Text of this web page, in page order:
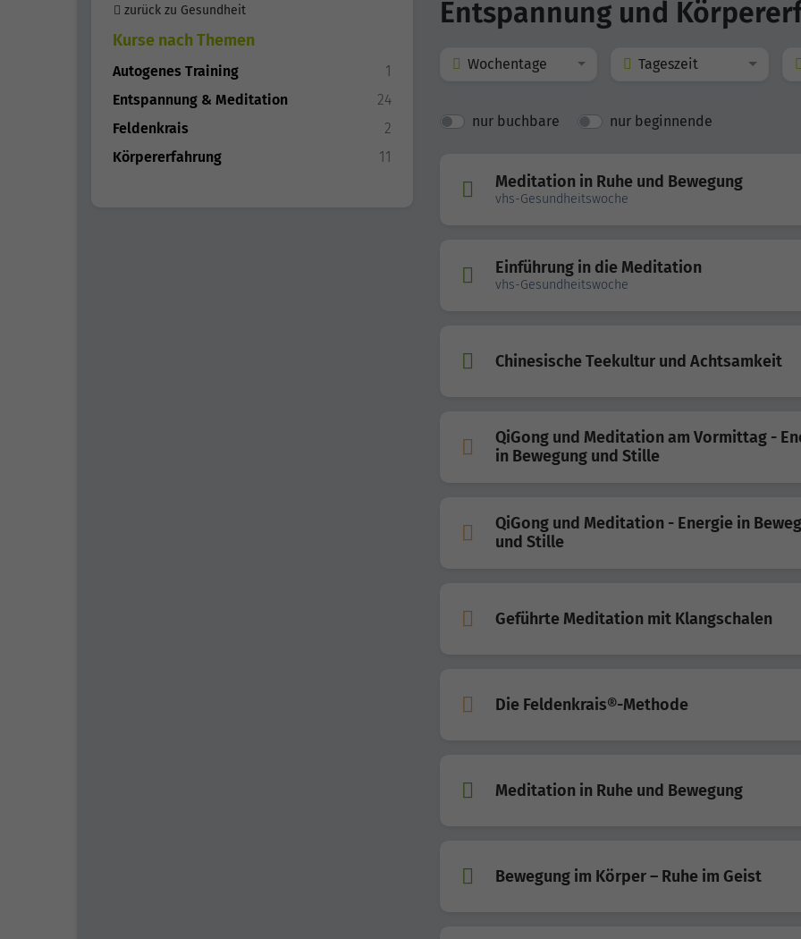
zurück zu Gesundheit
Kurse nach Themen
Autogenes Training
1
Entspannung & Meditation
24
Feldenkrais
2
Körpererfahrung
11
Entspannung und
Wochentage Tageszeit
nur buchbare nur beginnende
Meditation in Ruhe und Bewegung
vhs-Gesundheitswoche
Einführung in die Meditation
vhs-Gesundheitswoche
Chinesische Teekultur und Achtsamkeit
QiGong und Meditation am Vormittag -
in Bewegung und Stille
QiGong und Meditation - Energie in
und Stille
Geführte Meditation mit Klangschalen
Die Feldenkrais®-Methode
Meditation in Ruhe und Bewegung
Bewegung im Körper – Ruhe im Geist